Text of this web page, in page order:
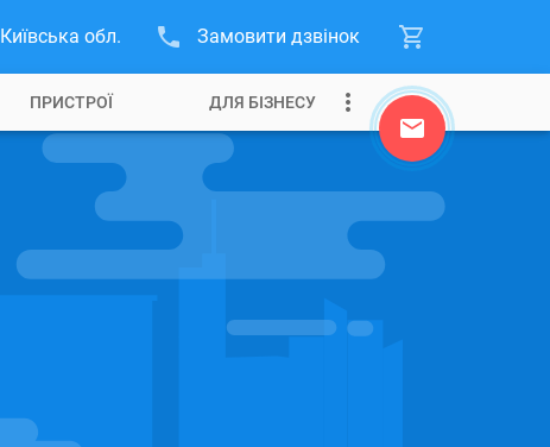
Київська обл. Замовити дзвінок
ПРИСТРОЇ ДЛЯ БІЗНЕСУ